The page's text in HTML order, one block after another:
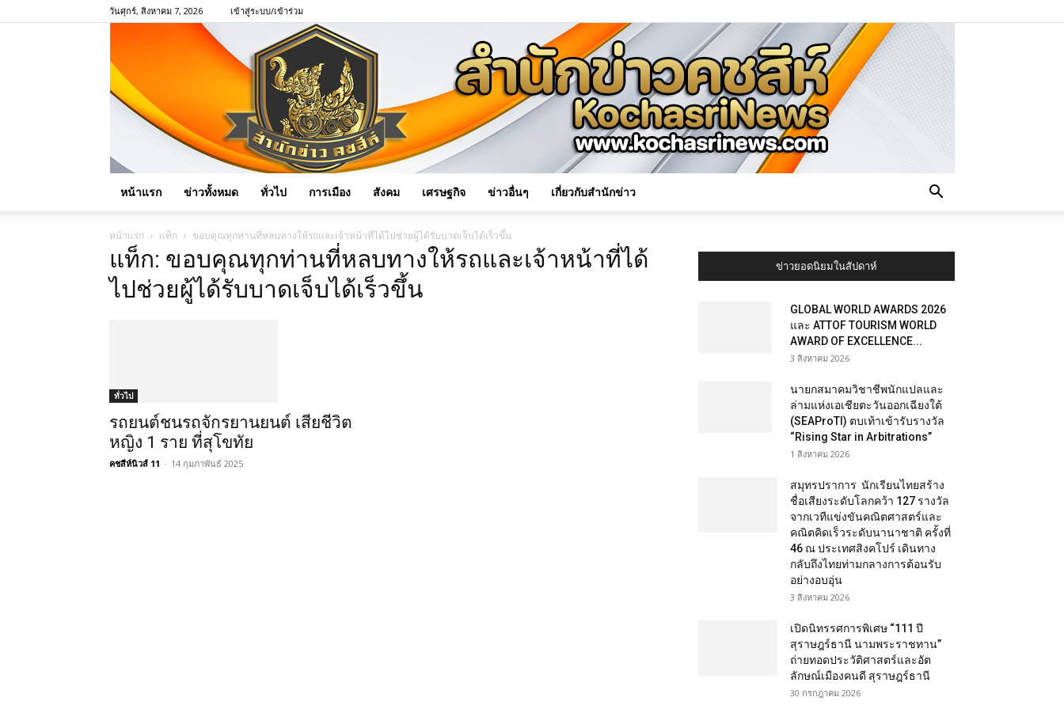
วันศุกร์, สิงหาคม 7, 2026 เข้าสู่ระบบ/เข้าร่วม
หน้าแรก ข่าวทั้งหมด ทั่วไป การเมือง สังคม เศรษฐกิจ ข่าวอื่นๆ เกี่ยวกับสำนักข่าว
หน้าแรก แท็ก ขอบคุณทุกท่านที่หลบทางให้รถและเจ้าหน้าที่ได้ไปช่วยผู้ได้รับบาดเจ็บได้เร็วขึ้น
แท็ก: ขอบคุณทุกท่านที่หลบทางให้รถและเจ้าหน้าที่ได้
ไปช่วยผู้ได้รับบาดเจ็บได้เร็วขึ้น
ทั่วไป
รถยนต์ชนรถจักรยานยนต์ เสียชีวิต
หญิง 1 ราย ที่สุโขทัย
คชสีห์นิวส์ 11 - 14 กุมภาพันธ์ 2025
ข่าวยอดนิยมในสัปดาห์
GLOBAL WORLD AWARDS 2026
และ ATTOF TOURISM WORLD
AWARD OF EXCELLENCE...
3 สิงหาคม 2026
นายกสมาคมวิชาชีพนักแปลและ
ล่ามแห่งเอเชียตะวันออกเฉียงใต้
(SEAProTI) ตบเท้าเข้ารับรางวัล
“Rising Star in Arbitrations”
1 สิงหาคม 2026
สมุทรปราการ นักเรียนไทยสร้าง
ชื่อเสียงระดับโลกคว้า 127 รางวัล
จากเวทีแข่งขันคณิตศาสตร์และ
คณิตคิดเร็วระดับนานาชาติ ครั้งที่
46 ณ ประเทศสิงคโปร์ เดินทาง
กลับถึงไทยท่ามกลางการต้อนรับ
อย่างอบอุ่น
3 สิงหาคม 2026
เปิดนิทรรศการพิเศษ “111 ปี
สุราษฎร์ธานี นามพระราชทาน”
ถ่ายทอดประวัติศาสตร์และอัต
ลักษณ์เมืองคนดี สุราษฎร์ธานี
30 กรกฎาคม 2026